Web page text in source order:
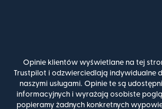
Opinie klientów wyświetlane na tej
Trustpilot i odzwierciedlają indywidualne
naszymi usługami. Opinie te są
informacyjnych i wyrażają osobiste
popieramy żadnych konkretnych